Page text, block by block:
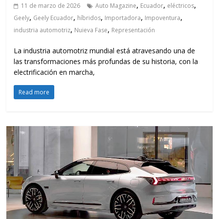
11 de marzo de 2026 Auto Magazine, Ecuador, eléctricos,
Geely, Geely Ecuador, híbridos, Importadora, Impoventura,
industria automotriz, Nuieva Fase, Representación
La industria automotriz mundial está atravesando una de
las transformaciones más profundas de su historia, con la
electrificación en marcha,
Read more